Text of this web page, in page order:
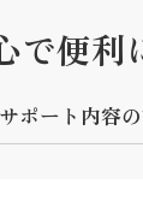
で便利
サポー ト 内容の